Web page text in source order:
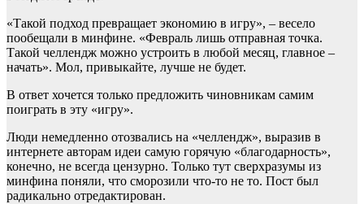
«Такой подход превращает экономию в игру», – весело
пообещали в минфине. «Февраль лишь отправная точка.
Такой челлендж можно устроить в любой месяц, главное –
начать». Мол, привыкайте, лучше не будет.
В ответ хочется только предложить чиновникам самим
поиграть в эту «игру».
Люди немедленно отозвались на «челлендж», выразив в
интернете авторам идеи самую горячую «благодарность»,
конечно, не всегда цензурно. Только тут сверхразумы из
минфина поняли, что сморозили что-то не то. Пост был
радикально отредактирован.